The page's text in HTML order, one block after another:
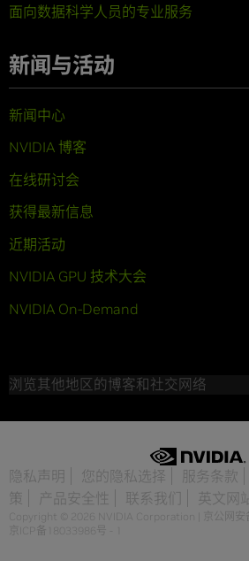
面向数据科学人员的专业服务
新闻与活动
新闻中心
NVIDIA 博客
在线研讨会
获得最新信息
近期活动
NVIDIA GPU 技术大会
NVIDIA On-Demand
浏览其他地区的博客和社交网络
隐私声明 您的隐私选择 服务条款
策
产品安全性 联系我们 英文网
Copyright © 2026 NVIDIA Corporation 京公网
京ICP备18033986号 - 1